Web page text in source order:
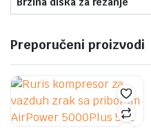
Preporučeni proizvodi